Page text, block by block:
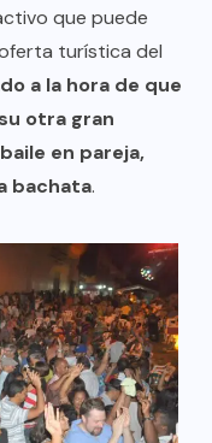
que puede
turística del
a la hora de que
otra gran
en pareja,
bachata.